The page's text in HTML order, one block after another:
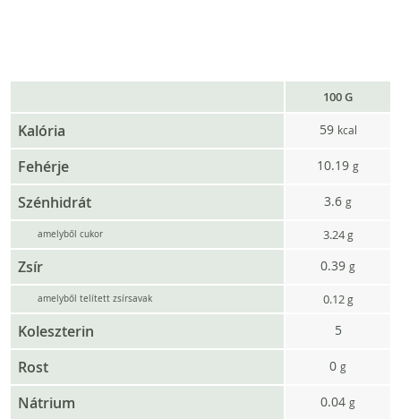
100 G
Kalória 59 kcal
Fehérje 10.19 g
Szénhidrát 3.6 g
amelyből cukor 3.24g
Zsír 0.39 g
amelyből telített zsírsavak 0.12g
Koleszterin 5
Rost 0 g
Nátrium 0.04 g